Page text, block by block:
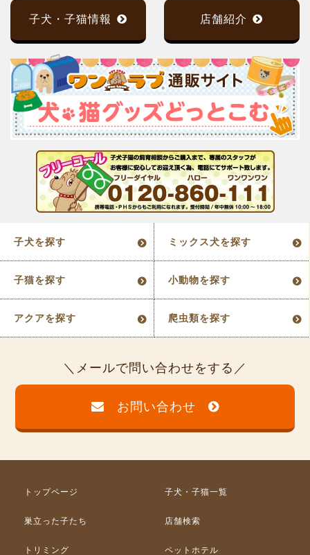
子犬・子猫情報 店舗紹介
子犬を探す ミックス犬を探す
子猫を探す 小動物を探す
アクアを探す 爬虫類を探す
メールで問い合わせをする
お問い合わせ
トップページ 子犬・子猫一覧
巣立った子たち 店舗検索
トリミング ペットホテル